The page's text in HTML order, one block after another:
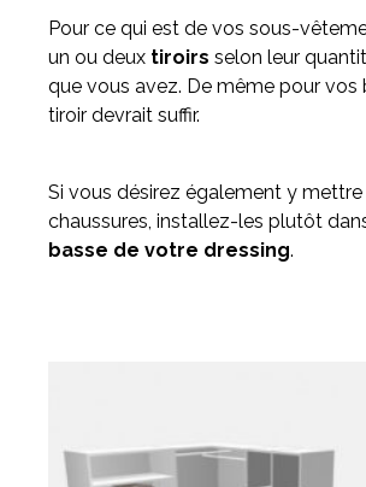
Pour ce qui est de vos sous-
un ou deux tiroirs selon leur
que vous avez. De même pour vos
tiroir devrait suffir.
Si vous désirez également y mettre
chaussures, installez-les plutôt
basse de votre dressing.